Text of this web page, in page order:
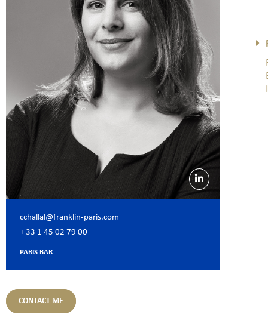
cchallal@franklin-paris.com
+ 33 1 45 02 79 00
PARIS BAR
CONTACT ME